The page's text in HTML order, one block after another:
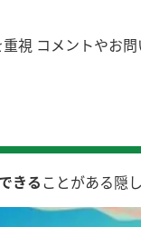
視 コメントや
きることがある隠